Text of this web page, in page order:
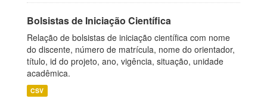
Bolsistas de Iniciação Científica
Relação de bolsistas de iniciação científica com nome
do discente, número de matrícula, nome do orientador,
título, id do projeto, ano, vigência, situação, unidade
acadêmica.
CSV